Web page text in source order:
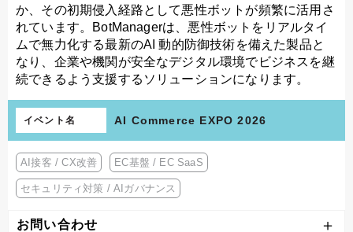
か、その初期侵入経路として悪性ボットが頻繁に活用さ
れています。BotManagerは、悪性ボットをリアルタイ
ムで無力化する最新のAI 動的防御技術を備えた製品と
なり、企業や機関が安全なデジタル環境でビジネスを継
続できるよう支援するソリューションになります。
イベント名 AI Commerce EXPO 2026
AI接客 / CX改善 EC基盤 / EC SaaS
セキュリティ対策 / AIガバナンス
お問い合わせ